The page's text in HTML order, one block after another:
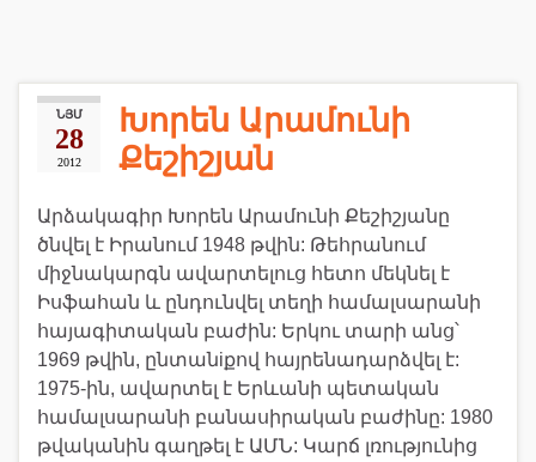
ՆՅՄ
28
2012
Խորեն Արամունի
Քեշիշյան
Արձակագիր Խորեն Արամունի Քեշիշյանը
ծնվել է Իրանում 1948 թվին: Թեհրանում
միջնակարգն ավարտելուց հետո մեկնել է
Իսֆահան և ընդունվել տեղի համալսարանի
հայագիտական բաժին: Երկու տարի անց՝
1969 թվին, ընտանiքով հայրենադարձվել է:
1975-ին, ավարտել է Երևանի պետական
համալսարանի բանասիրական բաժինը: 1980
թվականին գաղթել է ԱՄՆ: Կարճ լռությունից